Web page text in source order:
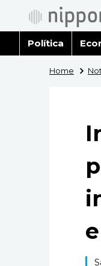
Política
Home